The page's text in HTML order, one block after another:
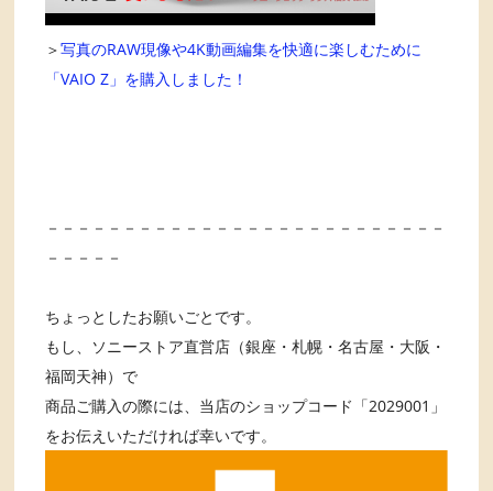
＞写真のRAW現像や4K動画編集を快適に楽しむために
「VAIO Z」を購入しました！
－－－－－－－－－－－－－－－－－－－－－－－－－－
－－－－－
ちょっとしたお願いごとです。
もし、ソニーストア直営店（銀座・札幌・名古屋・大阪・
福岡天神）で
商品ご購入の際には、当店のショップコード「2029001」
をお伝えいただければ幸いです。